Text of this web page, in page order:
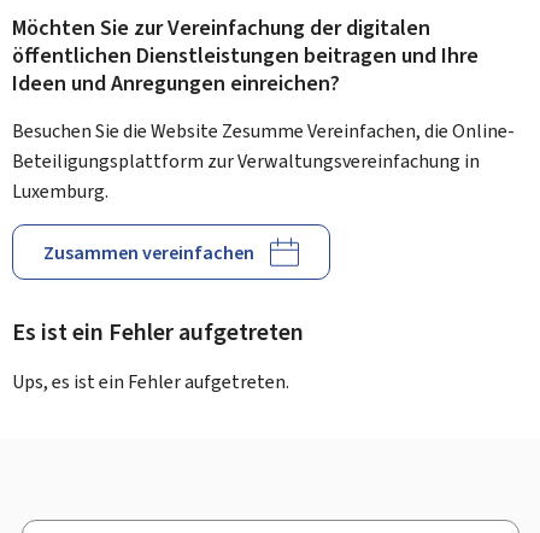
Möchten Sie zur Vereinfachung der digitalen
öffentlichen Dienstleistungen beitragen und Ihre
Ideen und Anregungen einreichen?
Besuchen Sie die Website Zesumme Vereinfachen, die Online-
Beteiligungsplattform zur Verwaltungsvereinfachung in
Luxemburg.
Zusammen vereinfachen
Es ist ein Fehler aufgetreten
Ups, es ist ein Fehler aufgetreten.